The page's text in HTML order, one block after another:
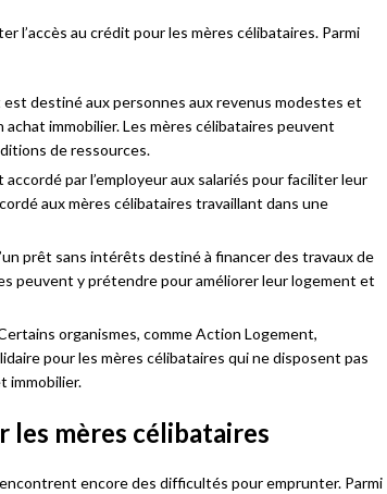
l’accès au crédit pour les mères célibataires. Parmi
destiné aux personnes aux revenus modestes et
achat immobilier. Les mères célibataires peuvent
de ressources.
par l’employeur aux salariés pour faciliter leur
aux mères célibataires travaillant dans une
prêt sans intérêts destiné à financer des travaux de
peuvent y prétendre pour améliorer leur logement et
organismes, comme Action Logement,
pour les mères célibataires qui ne disposent pas
immobilier.
les mères célibataires
encore des difficultés pour emprunter. Parmi